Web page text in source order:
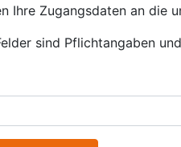
Ihre Zugangsdaten an die
sind Pflichtangaben